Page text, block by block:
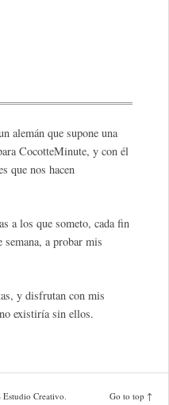
alemán que supone una
CocotteMinute, y con él
que nos hacen
a los que someto, cada fin
semana, a probar mis
y disfrutan con mis
existiría sin ellos.
Estudio Creativo Go to top ↑